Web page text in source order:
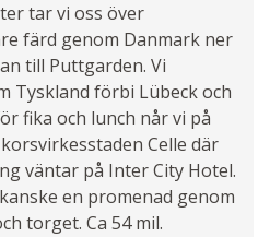
tar vi oss över
färd genom Danmark ner
till Puttgarden. Vi
Tyskland förbi Lübeck och
fika och lunch når vi på
Celle där
väntar på Inter City Hotel.
en promenad genom
torget. Ca 54 mil.